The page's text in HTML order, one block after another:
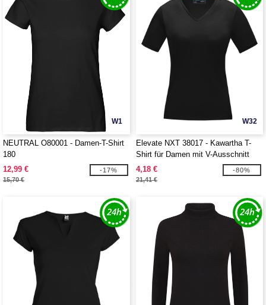
W1
NEUTRAL O80001 - Damen-T-Shirt
180
12,99 €
15,70 €
-17%
W32
Elevate NXT 38017 - Kawartha T-
Shirt für Damen mit V-Ausschnitt
4,18 €
21,41 €
-80%